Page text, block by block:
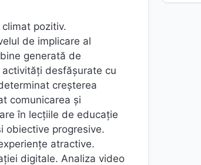
pozitiv.
de implicare al
generată de
desfășurate cu
creșterea
comunicarea și
în lecțiile de educație
obiective progresive.
atractive.
digitale. Analiza video